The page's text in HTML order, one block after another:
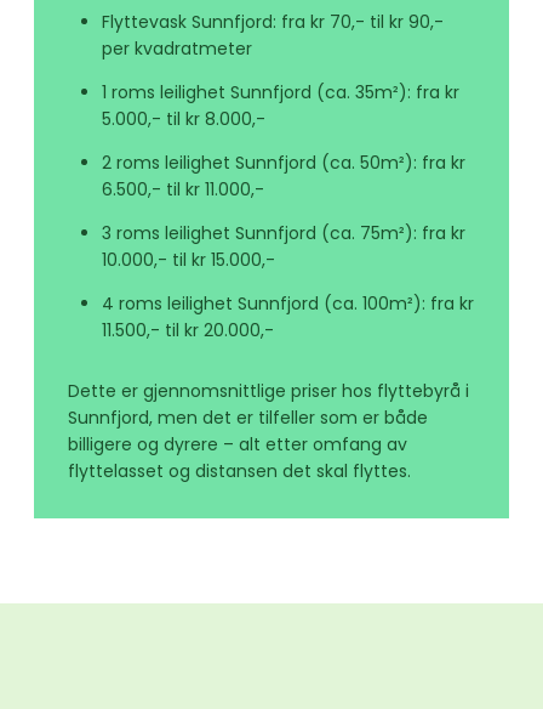
Flyttevask Sunnfjord: fra kr 70,- til kr 90,-
per kvadratmeter
1 roms leilighet Sunnfjord (ca. 35m²): fra kr
5.000,- til kr 8.000,-
2 roms leilighet Sunnfjord (ca. 50m²): fra kr
6.500,- til kr 11.000,-
3 roms leilighet Sunnfjord (ca. 75m²): fra kr
10.000,- til kr 15.000,-
4 roms leilighet Sunnfjord (ca. 100m²): fra kr
11.500,- til kr 20.000,-
Dette er gjennomsnittlige priser hos flyttebyrå i
Sunnfjord, men det er tilfeller som er både
billigere og dyrere – alt etter omfang av
flyttelasset og distansen det skal flyttes.